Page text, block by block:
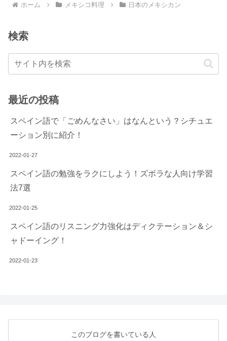
ホーム メキシコ料理 日本のメキシカン
検索
最近の投稿
スペイン語で「ごめんなさい」はなんという？シチュエ
ーション別に紹介！
2022-01-27
スペイン語の勉強をラクにしよう！ズボラな人向け学習
法7選
2022-01-25
スペイン語のリスニング力強化はディクテーション＆シ
ャドーイング！
2022-01-23
このブログを書いている人